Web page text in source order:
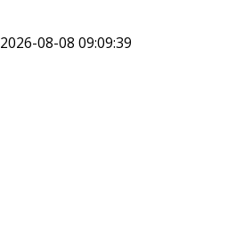
2026-08-08 09:09:39